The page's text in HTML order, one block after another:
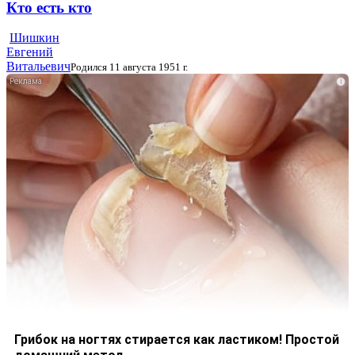
Кто есть кто
Шишкин
Евгений
ВитальевичРодился 11 августа 1951 г.
i
Грибок на ногтях стирается как ластиком! Простой